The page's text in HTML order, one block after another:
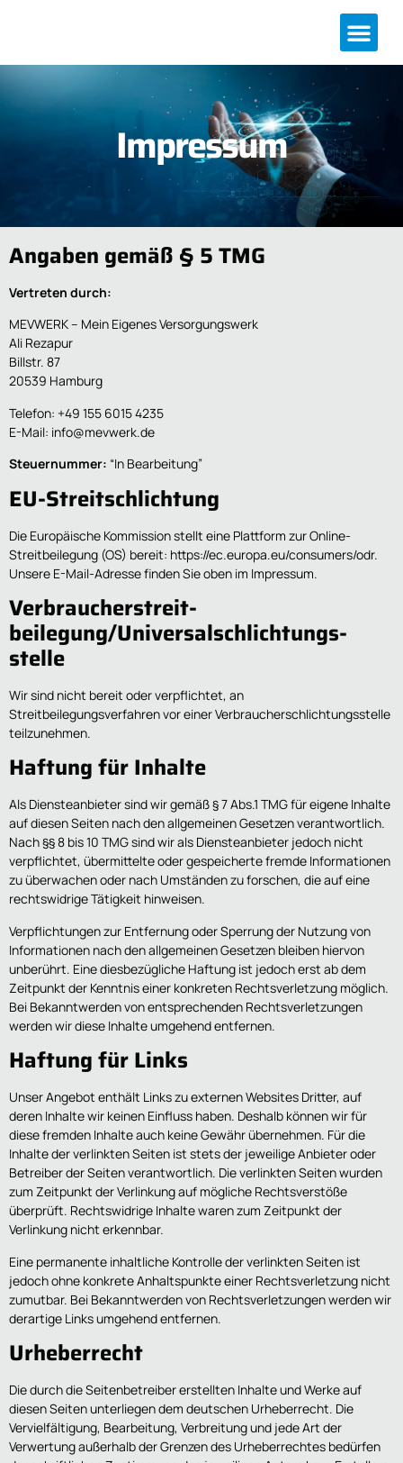
Impressum
Angaben gemäß § 5 TMG
Vertreten durch:
MEVWERK – Mein Eigenes Versorgungswerk
Ali Rezapur
Billstr. 87
20539 Hamburg
Telefon: +49 155 6015 4235
E-Mail: info@mevwerk.de
Steuernummer: “In Bearbeitung”
EU-Streitschlichtung
Die Europäische Kommission stellt eine Plattform zur Online-
Streitbeilegung (OS) bereit: https://ec.europa.eu/consumers/odr.
Unsere E-Mail-Adresse finden Sie oben im Impressum.
Verbraucher­streit­
beilegung/Universal­schlichtungs­
stelle
Wir sind nicht bereit oder verpflichtet, an
Streitbeilegungsverfahren vor einer Verbraucherschlichtungsstelle
teilzunehmen.
Haftung für Inhalte
Als Diensteanbieter sind wir gemäß § 7 Abs.1 TMG für eigene Inhalte
auf diesen Seiten nach den allgemeinen Gesetzen verantwortlich.
Nach §§ 8 bis 10 TMG sind wir als Diensteanbieter jedoch nicht
verpflichtet, übermittelte oder gespeicherte fremde Informationen
zu überwachen oder nach Umständen zu forschen, die auf eine
rechtswidrige Tätigkeit hinweisen.
Verpflichtungen zur Entfernung oder Sperrung der Nutzung von
Informationen nach den allgemeinen Gesetzen bleiben hiervon
unberührt. Eine diesbezügliche Haftung ist jedoch erst ab dem
Zeitpunkt der Kenntnis einer konkreten Rechtsverletzung möglich.
Bei Bekanntwerden von entsprechenden Rechtsverletzungen
werden wir diese Inhalte umgehend entfernen.
Haftung für Links
Unser Angebot enthält Links zu externen Websites Dritter, auf
deren Inhalte wir keinen Einfluss haben. Deshalb können wir für
diese fremden Inhalte auch keine Gewähr übernehmen. Für die
Inhalte der verlinkten Seiten ist stets der jeweilige Anbieter oder
Betreiber der Seiten verantwortlich. Die verlinkten Seiten wurden
zum Zeitpunkt der Verlinkung auf mögliche Rechtsverstöße
überprüft. Rechtswidrige Inhalte waren zum Zeitpunkt der
Verlinkung nicht erkennbar.
Eine permanente inhaltliche Kontrolle der verlinkten Seiten ist
jedoch ohne konkrete Anhaltspunkte einer Rechtsverletzung nicht
zumutbar. Bei Bekanntwerden von Rechtsverletzungen werden wir
derartige Links umgehend entfernen.
Urheberrecht
Die durch die Seitenbetreiber erstellten Inhalte und Werke auf
diesen Seiten unterliegen dem deutschen Urheberrecht. Die
Vervielfältigung, Bearbeitung, Verbreitung und jede Art der
Verwertung außerhalb der Grenzen des Urheberrechtes bedürfen